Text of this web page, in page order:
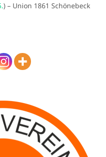
) – Union 1861 Schönebeck